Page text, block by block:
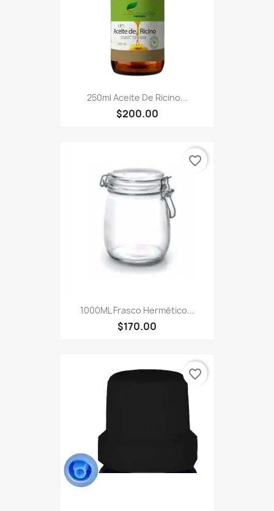
250ml Aceite De Ricino...
$200.00
1000ML Frasco Hermético...
$170.00
favorite_border
favorite_border